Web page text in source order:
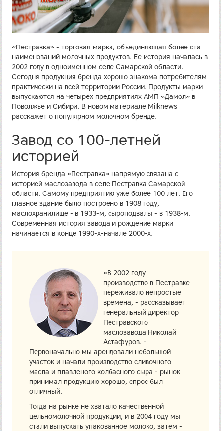
«Пестравка» - торговая марка, объединяющая более ста
наименований молочных продуктов. Ее история началась в
2002 году в одноименном селе Самарской области.
Сегодня продукция бренда хорошо знакома потребителям
практически на всей территории России. Продукты марки
выпускаются на четырех предприятиях АМП «Дамол» в
Поволжье и Сибири. В новом материале Milknews
расскажет о популярном молочном бренде.
Завод со 100-летней
историей
История бренда «Пестравка» напрямую связана с
историей маслозавода в селе Пестравка Самарской
области. Самому предприятию уже более 100 лет. Его
главное здание было построено в 1908 году,
маслохранилище - в 1933-м, сыроподвалы - в 1938-м.
Современная история завода и рождение марки
начинается в конце 1990-х-начале 2000-х.
«В 2002 году
производство в Пестравке
переживало непростые
времена, - рассказывает
генеральный директор
Пестравского
маслозавода Николай
Астафуров. -
Первоначально мы арендовали небольшой
участок и начали производство сливочного
масла и плавленого колбасного сыра - рынок
принимал продукцию хорошо, спрос был
отличный.
Тогда на рынке не хватало качественной
цельномолочной продукции, и в 2004 году мы
стали выпускать упакованное молоко, затем -